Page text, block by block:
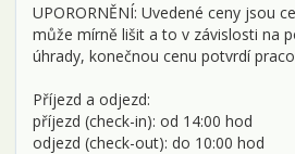
UPORORNĚNÍ: Uvedené ceny jsou
může mírně lišit a to v závislosti na
úhrady, konečnou cenu potvrdí
Příjezd a odjezd:
příjezd (check-in): od 14:00 hod
odjezd (check-out): do 10:00 hod